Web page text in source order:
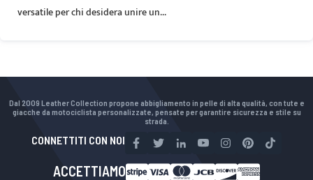
versatile per chi desidera unire un...
Dal 2009 Leather Collection propone abbigliamento in pelle di alta qualità, con tute e
giacche da motociclista personalizzate, pensate per garantire sicurezza e stile su
strada.
CONNETTITI CON NOI
ACCETTIAMO